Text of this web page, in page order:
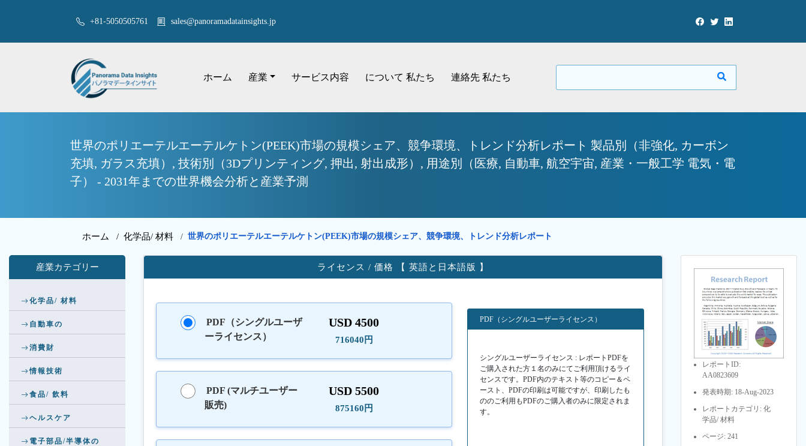
+81-5050505761 sales@panoramadatainsights.jp
ホーム 産業 サービス内容 について 私たち 連絡先 私たち
世界のポリエーテルエーテルケトン(PEEK)市場の規模シェア、競争環境、トレンド分析レポート 製品別（非強化, カーボン
充填, ガラス充填）, 技術別（3Dプリンティング, 押出, 射出成形）, 用途別（医療, 自動車, 航空宇宙, 産業・一般工学 電気・電
子） - 2031年までの世界機会分析と産業予測
ホーム / 化学品/ 材料 / 世界のポリエーテルエーテルケトン(PEEK)市場の規模シェア、競争環境、トレンド分析レポート
産業カテゴリー
化学品/ 材料
自動車の
消費財
情報技術
食品/ 飲料
ヘルスケア
電子部品/半導体の
ライセンス / 価格 【 英語と日本語版 】
PDF（シングルユーザ
ーライセンス）
USD 4500
716040円
PDF (マルチユーザー
販売)
USD 5500
875160円
PDF（シングルユーザーライセンス）
シングルユーザーライセンス : レポートPDFを
ご購入された方１名のみにてご利用頂けるライ
センスです。PDF内のテキスト等のコピー＆ペ
ースト、PDFの印刷は可能ですが、印刷したも
ののご利用もPDFのご購入者のみに限定されま
す。
レポートID:
AA0823609
発表時期: 18-Aug-2023
レポートカテゴリ: 化
学品/ 材料
ページ: 241